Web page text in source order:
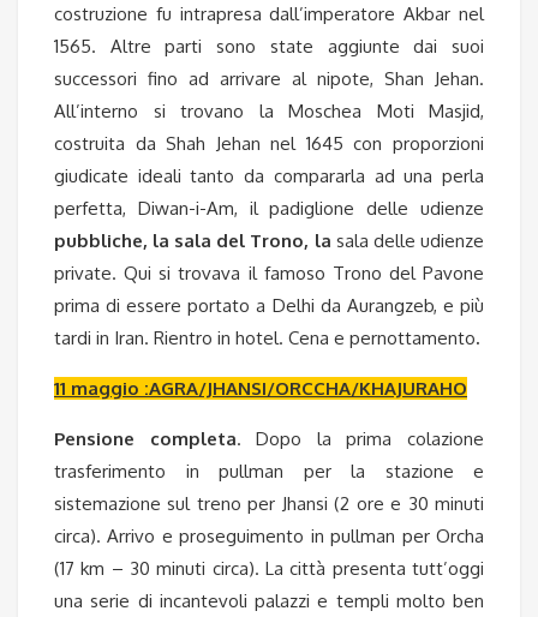
costruzione fu intrapresa dall’imperatore Akbar nel
1565. Altre parti sono state aggiunte dai suoi
successori fino ad arrivare al nipote, Shan Jehan.
All’interno si trovano la Moschea Moti Masjid,
costruita da Shah Jehan nel 1645 con proporzioni
giudicate ideali tanto da compararla ad una perla
perfetta, Diwan-i-Am, il padiglione delle udienze
pubbliche, la sala del Trono, la sala delle udienze
private. Qui si trovava il famoso Trono del Pavone
prima di essere portato a Delhi da Aurangzeb, e più
tardi in Iran. Rientro in hotel. Cena e pernottamento.
11 maggio :AGRA/JHANSI/ORCCHA/KHAJURAHO
Pensione completa. Dopo la prima colazione
trasferimento in pullman per la stazione e
sistemazione sul treno per Jhansi (2 ore e 30 minuti
circa). Arrivo e proseguimento in pullman per Orcha
(17 km – 30 minuti circa). La città presenta tutt’oggi
una serie di incantevoli palazzi e templi molto ben